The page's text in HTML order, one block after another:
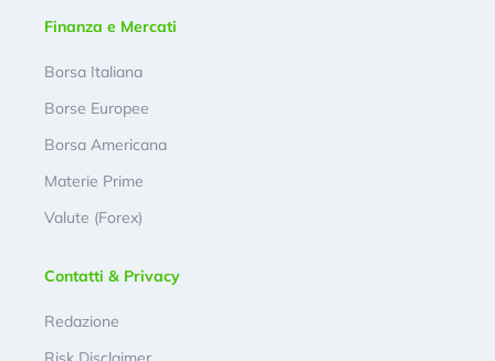
Finanza e Mercati
Borsa Italiana
Borse Europee
Borsa Americana
Materie Prime
Valute (Forex)
Contatti & Privacy
Redazione